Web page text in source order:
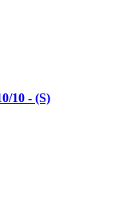
10 - (S)